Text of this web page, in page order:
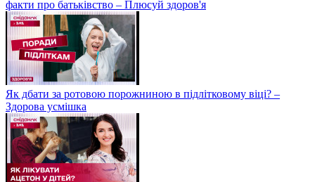
факти про батьківство – Плюсуй здоров'я
Як дбати за ротовою порожниною в підлітковому віці? –
Здорова усмішка